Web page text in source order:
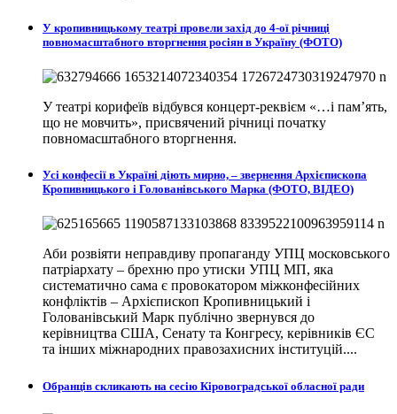
У кропивницькому театрі провели захід до 4-ої річниці
повномасштабного вторгнення росіян в Україну (ФОТО)
У театрі корифеїв відбувся концерт-реквієм «…і пам’ять,
що не мовчить», присвячений річниці початку
повномасштабного вторгнення.
Усі конфесії в Україні діють мирно, – звернення Архієпископа
Кропивницького і Голованівського Марка (ФОТО, ВІДЕО)
Аби розвіяти неправдиву пропаганду УПЦ московського
патріархату – брехню про утиски УПЦ МП, яка
систематично сама є провокатором міжконфесійних
конфліктів – Архієпископ Кропивницький і
Голованівський Марк публічно звернувся до
керівництва США, Сенату та Конгресу, керівників ЄС
та інших міжнародних правозахисних інституцій....
Обранців скликають на сесію Кіровоградської обласної ради